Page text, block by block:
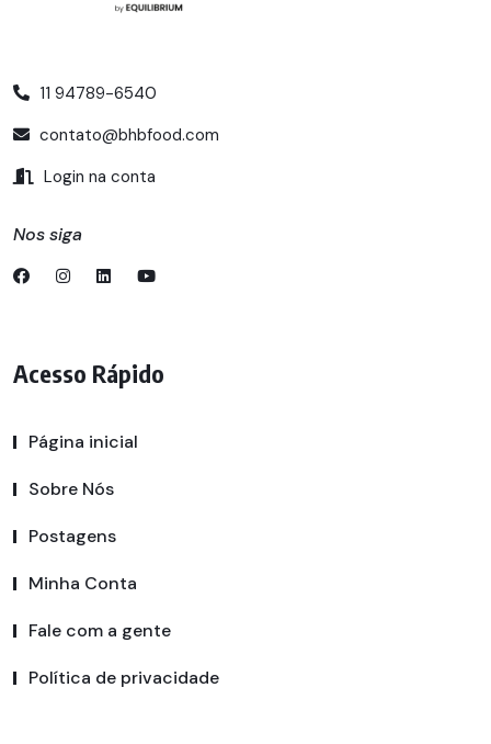
11 94789-6540
contato@bhbfood.com
Login na conta
Nos siga
Acesso Rápido
Página inicial
Sobre Nós
Postagens
Minha Conta
Fale com a gente
Política de privacidade